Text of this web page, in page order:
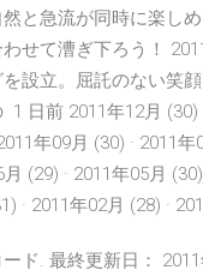
と急流が同時に楽し
せて漕ぎ下ろう！
設立。屈託のない笑
日前 2011年12月 (30)
年09月 (30) · 2011
(29) · 2011年05月
· 2011年02月 (28) ·
ド. 最終更新日：